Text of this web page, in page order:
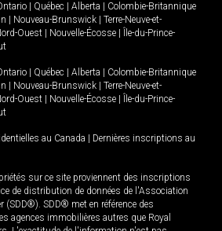
Québec Alberta
Colombie-Britannique
Nouveau-Brunswick
Terre-Neuve-et-
Ouest Nouvelle-Écosse
Île-du-Prince-
Québec Alberta
Colombie-Britannique
Nouveau-Brunswick
Terre-Neuve-et-
Ouest Nouvelle-Écosse
Île-du-Prince-
au Canada
Dernières inscriptions au
sur ce site proviennent des inscriptions
de distribution de données de l'Association
(SDD®). SDD® met en référence des
agences immobilières autres que Royal